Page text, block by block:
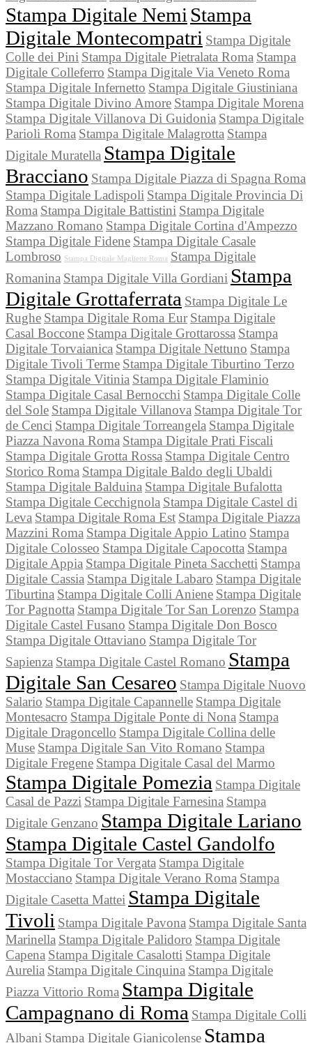
Stampa Digitale Nemi Stampa
Digitale Montecompatri Stampa Digitale
Colle dei Pini Stampa Digitale Pietralata Roma Stampa
Digitale Colleferro Stampa Digitale Via Veneto Roma
Stampa Digitale Infernetto Stampa Digitale Giustiniana
Stampa Digitale Divino Amore Stampa Digitale Morena
Stampa Digitale Villanova Di Guidonia Stampa Digitale
Parioli Roma Stampa Digitale Malagrotta Stampa
Digitale Muratella Stampa Digitale
Bracciano Stampa Digitale Piazza di Spagna Roma
Stampa Digitale Ladispoli Stampa Digitale Provincia Di
Roma Stampa Digitale Battistini Stampa Digitale
Mazzano Romano Stampa Digitale Cortina d'Ampezzo
Stampa Digitale Fidene Stampa Digitale Casale
Lombroso Stampa Digitale Magliette Roma Stampa Digitale
Romanina Stampa Digitale Villa Gordiani Stampa
Digitale Grottaferrata Stampa Digitale Le
Rughe Stampa Digitale Roma Eur Stampa Digitale
Casal Boccone Stampa Digitale Grottarossa Stampa
Digitale Torvaianica Stampa Digitale Nettuno Stampa
Digitale Tivoli Terme Stampa Digitale Tiburtino Terzo
Stampa Digitale Vitinia Stampa Digitale Flaminio
Stampa Digitale Casal Bernocchi Stampa Digitale Colle
del Sole Stampa Digitale Villanova Stampa Digitale Tor
de Cenci Stampa Digitale Torreangela Stampa Digitale
Piazza Navona Roma Stampa Digitale Prati Fiscali
Stampa Digitale Grotta Rossa Stampa Digitale Centro
Storico Roma Stampa Digitale Baldo degli Ubaldi
Stampa Digitale Balduina Stampa Digitale Bufalotta
Stampa Digitale Cecchignola Stampa Digitale Castel di
Leva Stampa Digitale Roma Est Stampa Digitale Piazza
Mazzini Roma Stampa Digitale Appio Latino Stampa
Digitale Colosseo Stampa Digitale Capocotta Stampa
Digitale Appia Stampa Digitale Pineta Sacchetti Stampa
Digitale Cassia Stampa Digitale Labaro Stampa Digitale
Tiburtina Stampa Digitale Colli Aniene Stampa Digitale
Tor Pagnotta Stampa Digitale Tor San Lorenzo Stampa
Digitale Castel Fusano Stampa Digitale Don Bosco
Stampa Digitale Ottaviano Stampa Digitale Tor
Sapienza Stampa Digitale Castel Romano Stampa
Digitale San Cesareo Stampa Digitale Nuovo
Salario Stampa Digitale Capannelle Stampa Digitale
Montesacro Stampa Digitale Ponte di Nona Stampa
Digitale Dragoncello Stampa Digitale Collina delle
Muse Stampa Digitale San Vito Romano Stampa
Digitale Fregene Stampa Digitale Casal del Marmo
Stampa Digitale Pomezia Stampa Digitale
Casal de Pazzi Stampa Digitale Farnesina Stampa
Digitale Genzano Stampa Digitale Lariano
Stampa Digitale Castel Gandolfo
Stampa Digitale Tor Vergata Stampa Digitale
Mostacciano Stampa Digitale Verano Roma Stampa
Digitale Casetta Mattei Stampa Digitale
Tivoli Stampa Digitale Pavona Stampa Digitale Santa
Marinella Stampa Digitale Palidoro Stampa Digitale
Capena Stampa Digitale Casalotti Stampa Digitale
Aurelia Stampa Digitale Cinquina Stampa Digitale
Piazza Vittorio Roma Stampa Digitale
Campagnano di Roma Stampa Digitale Colli
Albani Stampa Digitale Gianicolense Stampa